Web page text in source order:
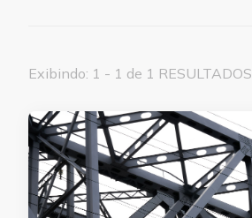
Exibindo: 1 - 1 de 1 RESULTADOS